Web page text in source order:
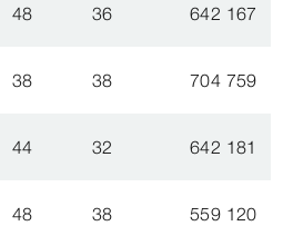
48 36 642 167
38 38 704 759
44 32 642 181
48 38 559 120